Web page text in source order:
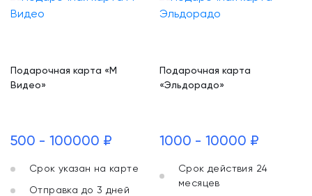
Подарочная карта «М
Видео»
500 - 100000 ₽
Срок указан на карте
Отправка до 3 дней
Подарочная карта
«Эльдорадо»
1000 - 10000 ₽
Срок действия 24
месяцев